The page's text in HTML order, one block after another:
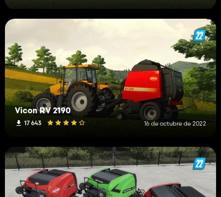
Vicon RV 2190
17 643 16 de octubre de 2022